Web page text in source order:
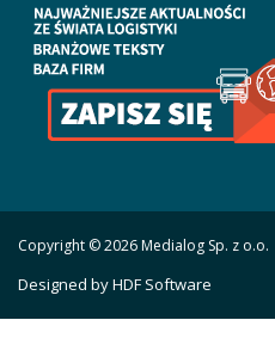
Copyright © 2026 Medialog Sp. z o.o.
Designed by HDF Software